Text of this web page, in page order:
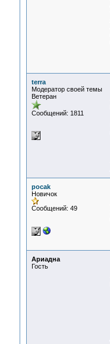
terra
Модератор своей темы
Ветеран
Сообщений: 1811
pocak
Новичок
Сообщений: 49
Ариадна
Гость